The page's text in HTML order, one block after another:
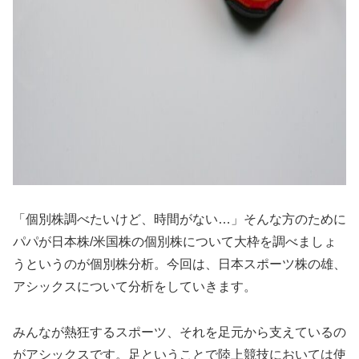
「個別株調べたいけど、時間がない…」そんな方のために
パパが日本株/米国株の個別株について大枠を調べましょ
うというのが個別株分析。今回は、日本スポーツ株の雄、
アシックスについて分析をしていきます。
みんなが熱狂するスポーツ、それを足元から支えているの
がアシックスです。足ということで陸上競技においては使